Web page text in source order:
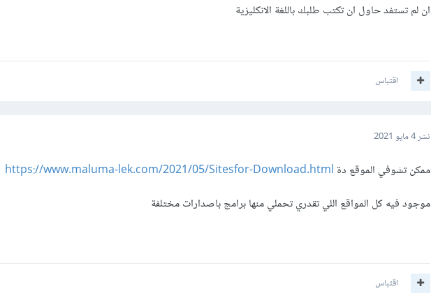
ان لم تستفد حاول ان تكتب طلبك باللغة الانكليزية
اقتباس
نشر4 مايو 2021
ممكن تشوفي الموقع دة https://www.maluma-lek.com/2021/05/Sitesfor-Download.html
موجود فيه كل المواقع اللي تقدري تحملي منها برامج باصدارات مختلفة
اقتباس